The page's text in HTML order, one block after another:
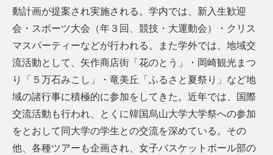
動計画が提案され実施される。学内では、新入生歓迎
会・スポーツ大会（年３回、競技・大運動会）・クリス
マスパーティーなどが行われる。また学外では、地域交
流活動として、矢作商店街「花のとう」・岡崎観光まつ
り「５万石みこし」・竜美丘「ふるさと夏祭り」など地
域の諸行事に積極的に参加をしてきた。近年では、国際
交流活動も行われ、とくに韓国烏山大学大学祭への参加
をとおして同大学の学生との交流を深めている。その
他、各種ツアーも企画され、女子バスケットボール部の